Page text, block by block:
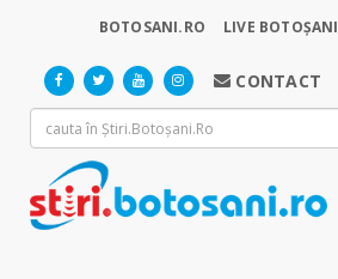
BOTOSANI.RO LIVE BOTOȘANI
CONTACT